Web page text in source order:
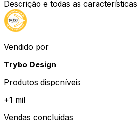
Descrição e todas as características
Vendido por
Trybo Design
Produtos disponíveis
+1 mil
Vendas concluídas